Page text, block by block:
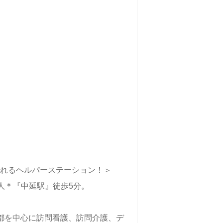
るヘルパーステーション！＞
『中延駅』徒歩5分。
を中心に訪問看護、訪問介護、デ